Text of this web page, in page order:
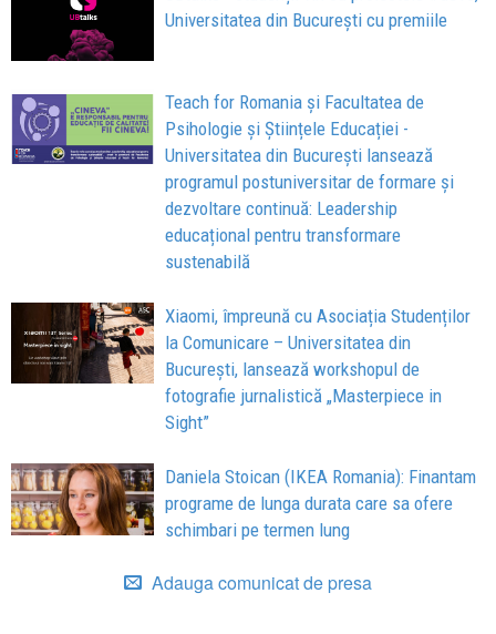
Universitatea din București cu premiile
Teach for Romania și Facultatea de
Psihologie și Științele Educației -
Universitatea din București lansează
programul postuniversitar de formare și
dezvoltare continuă: Leadership
educațional pentru transformare
sustenabilă
Xiaomi, împreună cu Asociația Studenților
la Comunicare – Universitatea din
București, lansează workshopul de
fotografie jurnalistică „Masterpiece in
Sight”
Daniela Stoican (IKEA Romania): Finantam
programe de lunga durata care sa ofere
schimbari pe termen lung
Adauga comunicat de presa